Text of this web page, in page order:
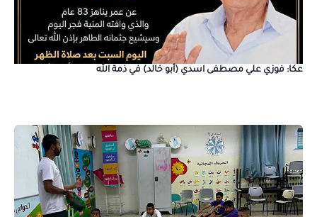
عكا: فوزي علي مصطفى اسدي (أبو خالد) في ذمة الله